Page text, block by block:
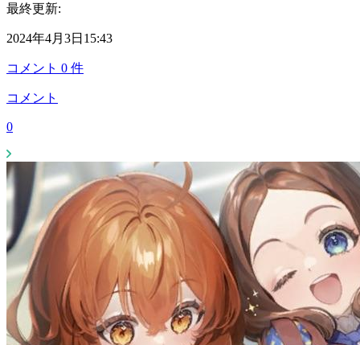
最終更新:
2024年4月3日15:43
コメント 0 件
コメント
0